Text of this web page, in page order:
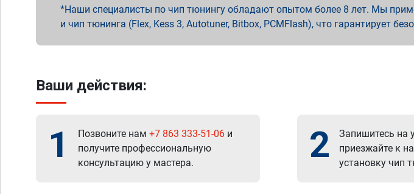
Наши специалисты по чип тюнингу обладают опытом более 8 лет. Мы
и чип тюнинга (Flex, Kess 3, Autotuner, Bitbox, PCMFlash), что гарантирует
Ваши действия:
1 Позвоните нам +7 863 333-51-06 и
получите профессиональную
консультацию у мастера.
2
Запишитесь на
приезжайте к
установку чип